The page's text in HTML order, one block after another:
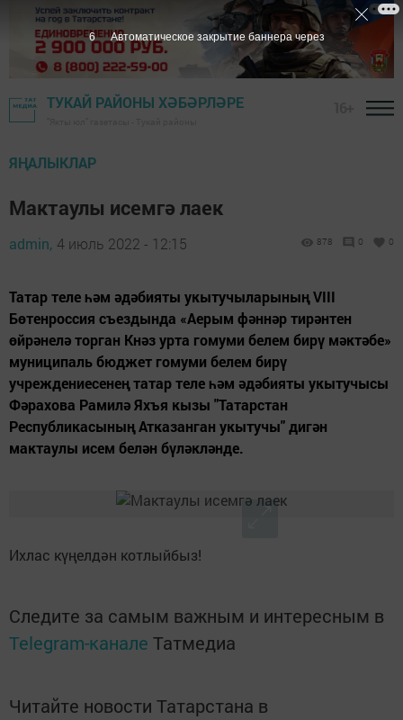
ТУКАЙ РАЙОНЫ ХӘБӘРЛӘРЕ
ЯҢАЛЫКЛАР
Мактаулы исемгә лаек
admin, 4 июль 2022 - 12:15 878 0 0
Татар теле һәм әдәбияты укытучыларының VIII
Бөтенроссия съездында «Аерым фәннәр тирәнтен
өйрәнелә торган Кнәз урта гомуми белем бирү мәктәбе»
муниципаль бюджет гомуми белем бирү
учреждениесенең татар теле һәм әдәбияты укытучысы
Фәрахова Рамилә Яхъя кызы "Татарстан
Республикасының Атказанган укытучы" дигән
мактаулы исем белән бүләкләнде.
Ихлас күңелдән котлыйбыз!
Следите за самым важным и интересным в
Telegram-канале Татмедиа
Читайте новости Татарстана в
5 Автоматическое закрытие баннера через